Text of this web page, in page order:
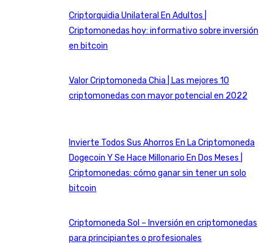
Criptorquidia Unilateral En Adultos |
Criptomonedas hoy: informativo sobre inversión
en bitcoin
Valor Criptomoneda Chia | Las mejores 10
criptomonedas con mayor potencial en 2022
Invierte Todos Sus Ahorros En La Criptomoneda
Dogecoin Y Se Hace Millonario En Dos Meses |
Criptomonedas: cómo ganar sin tener un solo
bitcoin
Criptomoneda Sol – Inversión en criptomonedas
para principiantes o profesionales